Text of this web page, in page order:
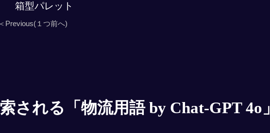
箱型パレット
＜Previous(１つ前へ)
される「物流用語 by Chat-GPT 4o」